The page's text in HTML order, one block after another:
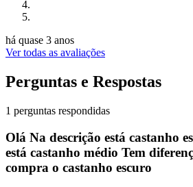
há quase 3 anos
Ver todas as avaliações
Perguntas e Respostas
1 perguntas respondidas
Olá Na descrição está castanho
está castanho médio Tem
compra o castanho escuro